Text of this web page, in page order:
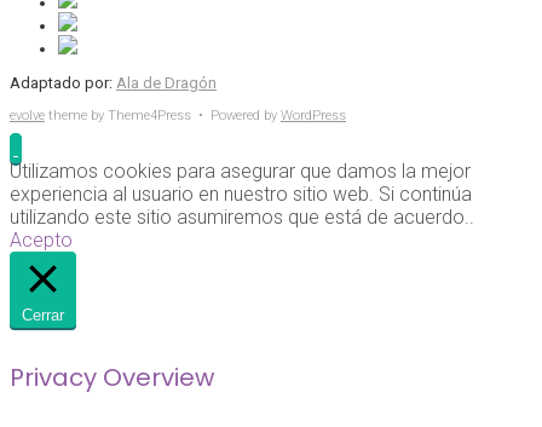
Adaptado por: Ala de Dragón
evolve theme by Theme4Press • Powered by WordPress
Utilizamos cookies para asegurar que damos la mejor
experiencia al usuario en nuestro sitio web. Si continúa
utilizando este sitio asumiremos que está de acuerdo..
Acepto
Cerrar
Privacy Overview